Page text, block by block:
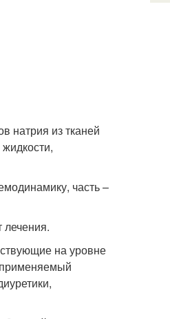
натрия из тканей
часть –
лечения.
на уровне